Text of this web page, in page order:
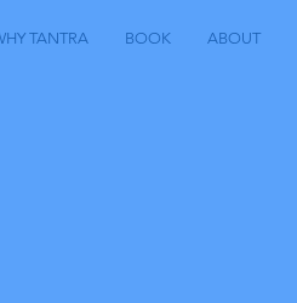
TANTRA BOOK ABOUT